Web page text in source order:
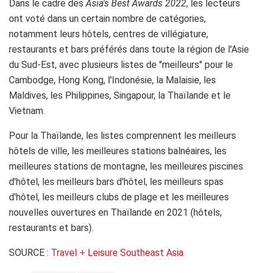
Dans le cadre desAsia's Best Awards 2022, les lecteurs
ont voté dans un certain nombre de catégories,
notamment leurs hôtels, centres de villégiature,
restaurants et bars préférés dans toute la région de l'Asie
du Sud-Est, avec plusieurs listes de "meilleurs" pour le
Cambodge, Hong Kong, l'Indonésie, la Malaisie, les
Maldives, les Philippines, Singapour, la Thaïlande et le
Vietnam.
Pour la Thaïlande, les listes comprennent les meilleurs
hôtels de ville, les meilleures stations balnéaires, les
meilleures stations de montagne, les meilleures piscines
d'hôtel, les meilleurs bars d'hôtel, les meilleurs spas
d'hôtel, les meilleurs clubs de plage et les meilleures
nouvelles ouvertures en Thaïlande en 2021 (hôtels,
restaurants et bars).
SOURCE : Travel + Leisure Southeast Asia